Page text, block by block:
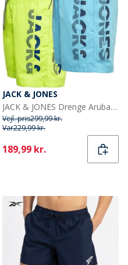
JACK & JONES
JACK & JONES Drenge Aruba Svømme Shorts Flerfarvet
Vejl. pris299,99 kr.
Var229,99 kr.
Current
189,99 kr.